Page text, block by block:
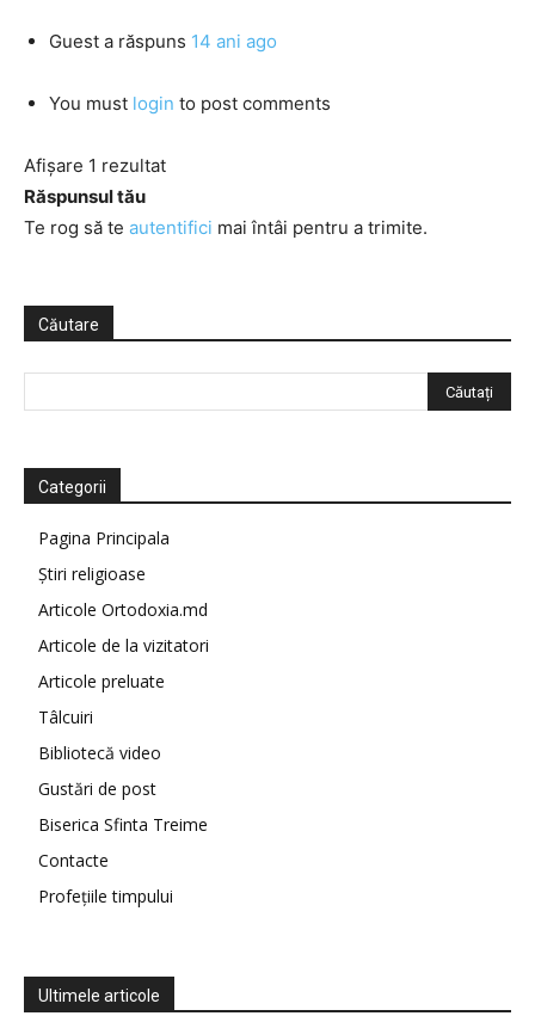
Guest a răspuns 14 ani ago
You must login to post comments
Afișare 1 rezultat
Răspunsul tău
Te rog să te autentifici mai întâi pentru a trimite.
Căutare
Categorii
Pagina Principala
Știri religioase
Articole Ortodoxia.md
Articole de la vizitatori
Articole preluate
Tâlcuiri
Bibliotecă video
Gustări de post
Biserica Sfinta Treime
Contacte
Profețiile timpului
Ultimele articole